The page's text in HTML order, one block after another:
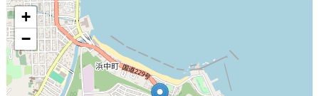
地図
+
−